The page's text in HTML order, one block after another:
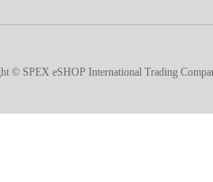
SPEX eSHOP International Trading